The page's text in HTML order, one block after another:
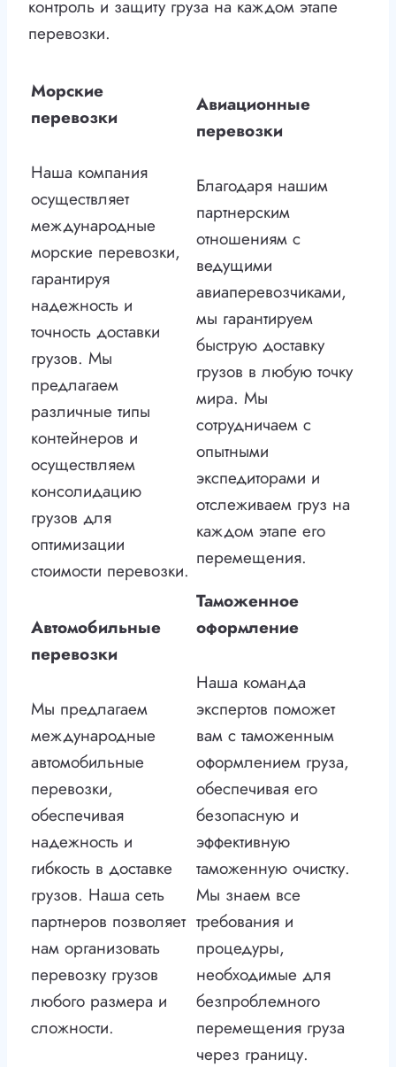
контроль и защиту груза на каждом этапе
перевозки.
Морские
перевозки
Наша компания
осуществляет
международные
морские перевозки,
гарантируя
надежность и
точность доставки
грузов. Мы
предлагаем
различные типы
контейнеров и
осуществляем
консолидацию
грузов для
оптимизации
стоимости перевозки.
Авиационные
перевозки
Благодаря нашим
партнерским
отношениям с
ведущими
авиаперевозчиками,
мы гарантируем
быструю доставку
грузов в любую точку
мира. Мы
сотрудничаем с
опытными
экспедиторами и
отслеживаем груз на
каждом этапе его
перемещения.
Автомобильные
перевозки
Мы предлагаем
международные
автомобильные
перевозки,
обеспечивая
надежность и
гибкость в доставке
грузов. Наша сеть
партнеров позволяет
нам организовать
перевозку грузов
любого размера и
сложности.
Таможенное
оформление
Наша команда
экспертов поможет
вам с таможенным
оформлением груза,
обеспечивая его
безопасную и
эффективную
таможенную очистку.
Мы знаем все
требования и
процедуры,
необходимые для
безпроблемного
перемещения груза
через границу.